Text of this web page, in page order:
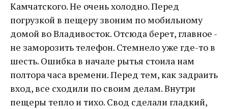
Камчатского. Не очень холодно. Перед
погрузкой в пещеру звоним по мобильному
домой во Владивосток. Отсюда берет, главное -
не заморозить телефон. Стемнело уже где-то в
шесть. Ошибка в начале рытья стоила нам
полтора часа времени. Перед тем, как задраить
вход, все сходили по своим делам. Внутри
пещеры тепло и тихо. Свод сделали гладкий,